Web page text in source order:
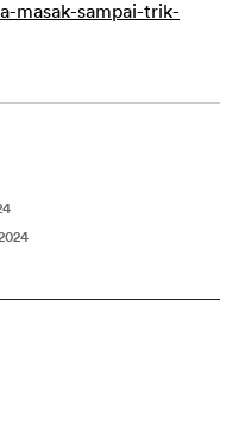
masak-sampai-trik-